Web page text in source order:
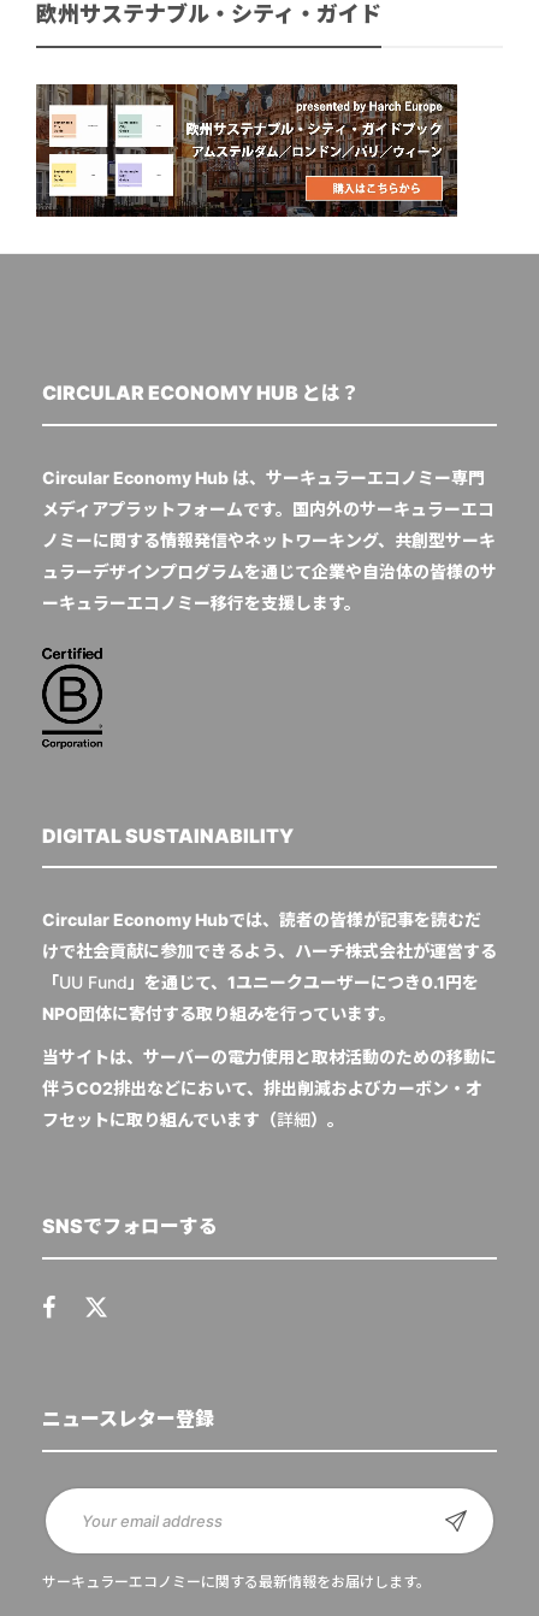
欧州サステナブル・シティ・ガイド
CIRCULAR ECONOMY HUB とは？
Circular Economy Hub は、サーキュラーエコノミー専門
メディアプラットフォームです。国内外のサーキュラーエコ
ノミーに関する情報発信やネットワーキング、共創型サーキ
ュラーデザインプログラムを通じて企業や自治体の皆様のサ
ーキュラーエコノミー移行を支援します。
DIGITAL SUSTAINABILITY
Circular Economy Hubでは、読者の皆様が記事を読むだ
けで社会貢献に参加できるよう、ハーチ株式会社が運営する
「UU Fund 」を通じて、1ユニークユーザーにつき0.1円を
NPO団体に寄付する取り組みを行っています。
当サイトは、サーバーの電力使用と取材活動のための移動に
伴うCO2排出などにおいて、排出削減およびカーボン・オ
フセットに取り組んでいます（詳細）。
SNSでフォローする
ニュースレター登録
サーキュラーエコノミーに関する最新情報をお届けします。